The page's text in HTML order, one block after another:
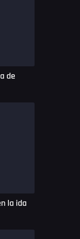
de
la ida